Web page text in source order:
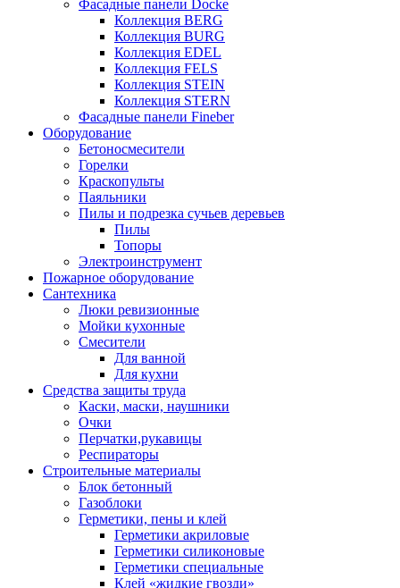
Фасадные панели Docke
Коллекция BERG
Коллекция BURG
Коллекция EDEL
Коллекция FELS
Коллекция STEIN
Коллекция STERN
Фасадные панели Fineber
Оборудование
Бетоносмесители
Горелки
Краскопульты
Паяльники
Пилы и подрезка сучьев деревьев
Пилы
Топоры
Электроинструмент
Пожарное оборудование
Сантехника
Люки ревизионные
Мойки кухонные
Смесители
Для ванной
Для кухни
Средства защиты труда
Каски, маски, наушники
Очки
Перчатки,рукавицы
Респираторы
Строительные материалы
Блок бетонный
Газоблоки
Герметики, пены и клей
Герметики акриловые
Герметики силиконовые
Герметики специальные
Клей «жидкие гвозди»